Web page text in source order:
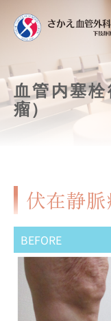
血管内塞
瘤）
伏在静脈
BEFORE